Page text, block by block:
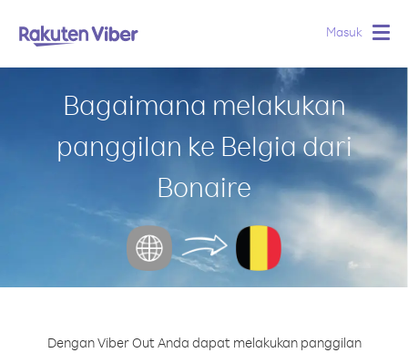
Masuk
Bagaimana melakukan
panggilan ke Belgia dari
Bonaire
Dengan Viber Out Anda dapat melakukan panggilan